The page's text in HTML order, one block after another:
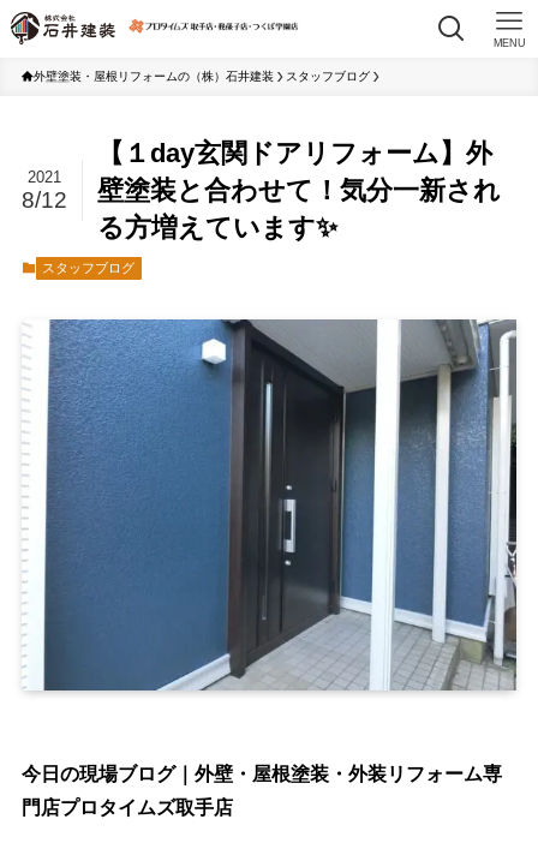
MENU
外壁塗装・屋根リフォームの（株）石井建装 スタッフブログ
【１day玄関ドアリフォーム】外
壁塗装と合わせて！気分一新され
る方増えています✨
2021
8/12
スタッフブログ
今日の現場ブログ｜外壁・屋根塗装・外装リフォーム専
門店プロタイムズ取手店